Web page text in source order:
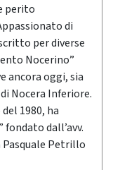
perito
di
per diverse
Nocerino”
ancora oggi, sia
Nocera Inferiore.
1980, ha
dall’avv.
Petrillo